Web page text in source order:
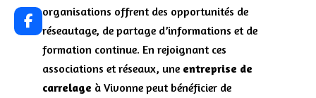
organisations offrent des opportunités de
réseautage, de partage d’informations et de
formation continue. En rejoignant ces
associations et réseaux, uneentreprise de
carrelage à Vivonne peut bénéficier de